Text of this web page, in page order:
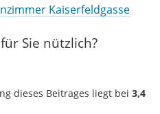
Kaiserfeldgasse
Sie nützlich?
dieses Beitrages liegt bei 3,4